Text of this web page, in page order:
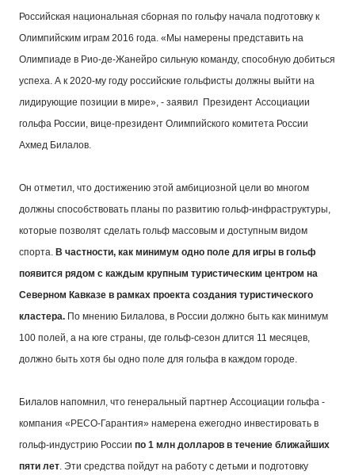
Российская национальная сборная по гольфу начала подготовку к
Олимпийским играм 2016 года. «Мы намерены представить на
Олимпиаде в Рио-де-Жанейро сильную команду, способную добиться
успеха. А к 2020-му году российские гольфисты должны выйти на
лидирующие позиции в мире», - заявил Президент Ассоциации
гольфа России, вице-президент Олимпийского комитета России
Ахмед Билалов.
Он отметил, что достижению этой амбициозной цели во многом
должны способствовать планы по развитию гольф-инфраструктуры,
которые позволят сделать гольф массовым и доступным видом
спорта. В частности, как минимум одно поле для игры в гольф
появится рядом с каждым крупным туристическим центром на
Северном Кавказе в рамках проекта создания туристического
кластера. По мнению Билалова, в России должно быть как минимум
100 полей, а на юге страны, где гольф-сезон длится 11 месяцев,
должно быть хотя бы одно поле для гольфа в каждом городе.
Билалов напомнил, что генеральный партнер Ассоциации гольфа -
компания «РЕСО-Гарантия» намерена ежегодно инвестировать в
гольф-индустрию России по 1 млн долларов в течение ближайших
пяти лет. Эти средства пойдут на работу с детьми и подготовку